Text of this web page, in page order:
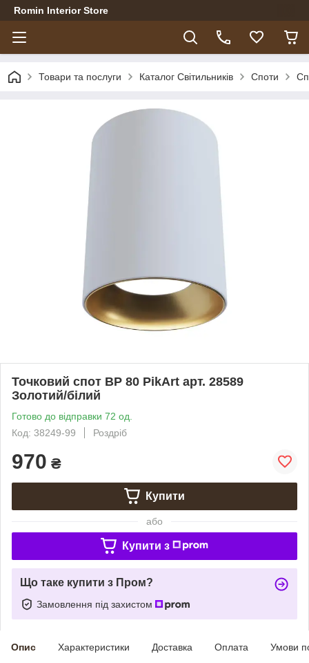
Romin Interior Store
Товари та послуги Каталог Світильників Споти
Точковий спот BP 80 PikArt арт. 28589
Золотий/білий
Готово до відправки 72 од.
Код: 38249-99
Роздріб
970 ₴
Купити
або
Купити з
Що таке купити з Пром?
Замовлення під захистом
Опис Характеристики Доставка Оплата Умови